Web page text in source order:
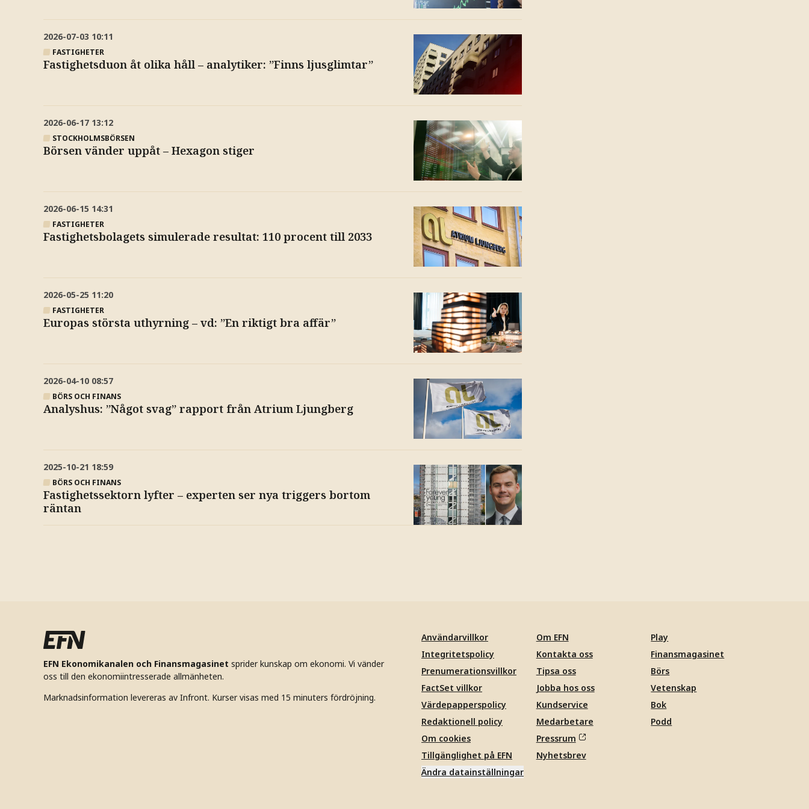
2026-07-03 10:11
FASTIGHETER
Fastighetsduon åt olika håll – analytiker: ”Finns ljusglimtar”
2026-06-17 13:12
STOCKHOLMSBÖRSEN
Börsen vänder uppåt – Hexagon stiger
2026-06-15 14:31
FASTIGHETER
Fastighetsbolagets simulerade resultat: 110 procent till 2033
2026-05-25 11:20
FASTIGHETER
Europas största uthyrning – vd: ”En riktigt bra affär”
2026-04-10 08:57
BÖRS OCH FINANS
Analyshus: ”Något svag” rapport från Atrium Ljungberg
2025-10-21 18:59
BÖRS OCH FINANS
Fastighetssektorn lyfter – experten ser nya triggers bortom
räntan
EFN Ekonomikanalen och Finansmagasinet sprider kunskap om ekonomi. Vi vänder
oss till den ekonomiintresserade allmänheten.
Marknadsinformation levereras av Infront. Kurser visas med 15 minuters fördröjning.
Användarvillkor
Integritetspolicy
Prenumerationsvillkor
FactSet villkor
Värdepapperspolicy
Redaktionell policy
Om cookies
Tillgänglighet på EFN
Ändra datainställningar
Om EFN
Kontakta oss
Tipsa oss
Jobba hos oss
Kundservice
Medarbetare
Pressrum
Nyhetsbrev
Play
Finansmagasinet
Börs
Vetenskap
Bok
Podd